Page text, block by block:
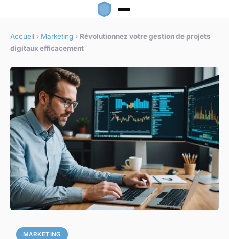
Accueil › Marketing › Révolutionnez votre gestion de projets
digitaux efficacement
MARKETING